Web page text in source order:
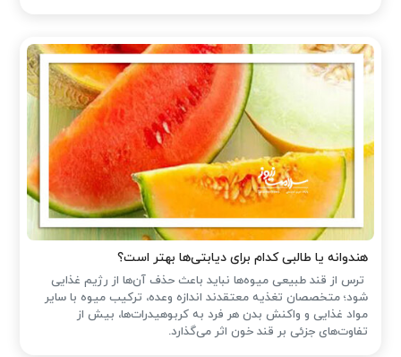
هندوانه یا طالبی کدام برای دیابتی‌ها بهتر است؟
ترس از قند طبیعی میوه‌ها نباید باعث حذف آن‌ها از رژیم غذایی
شود؛ متخصصان تغذیه معتقدند اندازه وعده، ترکیب میوه با سایر
مواد غذایی و واکنش بدن هر فرد به کربوهیدرات‌ها، بیش از
تفاوت‌های جزئی بر قند خون اثر می‌گذارد.